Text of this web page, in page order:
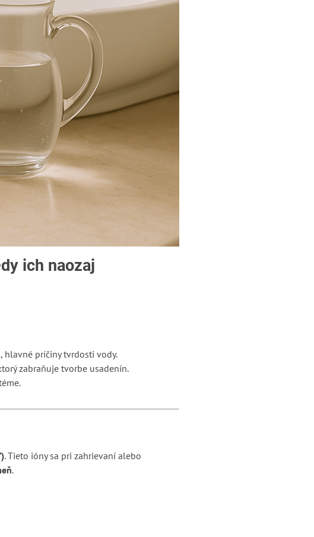
ich naozaj
príčiny tvrdosti vody.
zabraňuje tvorbe usadenín.
. Tieto ióny sa pri zahrievaní alebo
.